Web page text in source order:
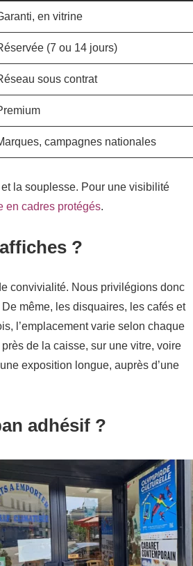
en vitrine
(7 ou 14 jours)
sous contrat
campagnes nationales
la souplesse. Pour une visibilité
en cadres protégés.
?
convivialité. Nous privilégions donc
même, les disquaires, les cafés et
l’emplacement varie selon chaque
de la caisse, sur une vitre, voire
exposition longue, auprès d’une
adhésif ?